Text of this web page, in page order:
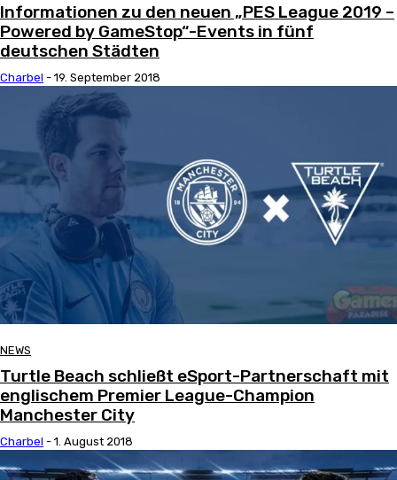
Informationen zu den neuen „PES League 2019 –
Powered by GameStop“-Events in fünf
deutschen Städten
Charbel - 19. September 2018
NEWS
Turtle Beach schließt eSport-Partnerschaft mit
englischem Premier League-Champion
Manchester City
Charbel - 1. August 2018